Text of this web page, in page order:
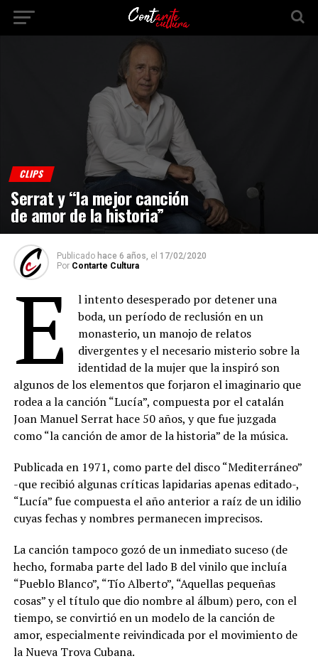
CLIPS
Serrat y “la mejor canción
de amor de la historia”
Publicado hace 6 años, el 17/02/2020
Por Contarte Cultura
E
l intento desesperado por detener una
boda, un período de reclusión en un
monasterio, un manojo de relatos
divergentes y el necesario misterio sobre la
identidad de la mujer que la inspiró son
algunos de los elementos que forjaron el imaginario que
rodea a la canción “Lucía”, compuesta por el catalán
Joan Manuel Serrat hace 50 años, y que fue juzgada
como “la canción de amor de la historia” de la música.
Publicada en 1971, como parte del disco “Mediterráneo”
-que recibió algunas críticas lapidarias apenas editado-,
“Lucía” fue compuesta el año anterior a raíz de un idilio
cuyas fechas y nombres permanecen imprecisos.
La canción tampoco gozó de un inmediato suceso (de
hecho, formaba parte del lado B del vinilo que incluía
“Pueblo Blanco”, “Tío Alberto”, “Aquellas pequeñas
cosas” y el título que dio nombre al álbum) pero, con el
tiempo, se convirtió en un modelo de la canción de
amor, especialmente reivindicada por el movimiento de
la Nueva Trova Cubana.